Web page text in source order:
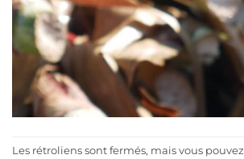
Les rétroliens sont fermés, mais vous pouvez